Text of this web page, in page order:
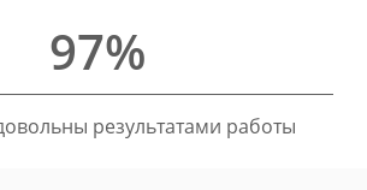
97%
результатами работы